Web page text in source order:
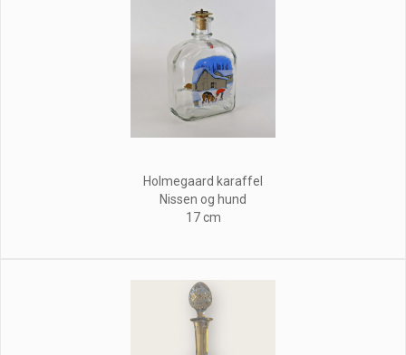
Holmegaard karaffel
Nissen og hund
17 cm